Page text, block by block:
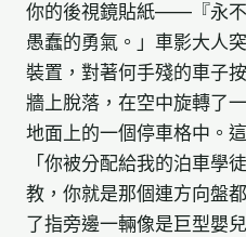
你的後視鏡貼紙——『永
愚蠢的勇氣。」車影大人
裝置，對著何手殘的車子
牆上脫落，在空中旋轉了
地面上的一個停車格中。
「你被分配給我的泊車學
教，你就是那個連方向盤
了指旁邊一輛像是巨型嬰